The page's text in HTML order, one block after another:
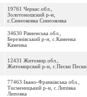
19761 Черкас.обл.,
Золотоношский р-н,
с.Синеоковка Синеоковка
34630 Рівненська обл.,
Березнівський р-н, с.Каменка
Каменка
12431 Житомир.обл.,
Житомирский р-н, с.Пески Пески
77463 Івано-Франківська обл.,
Тисменицький р-н, с.Липівка
Липовка